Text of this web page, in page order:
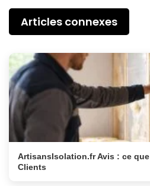
Articles connexes
ArtisansIsolation.fr Avis : ce
Clients